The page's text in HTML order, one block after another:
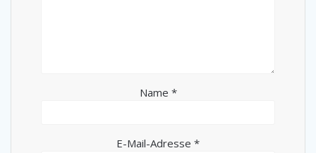
Name *
E-Mail-Adresse *